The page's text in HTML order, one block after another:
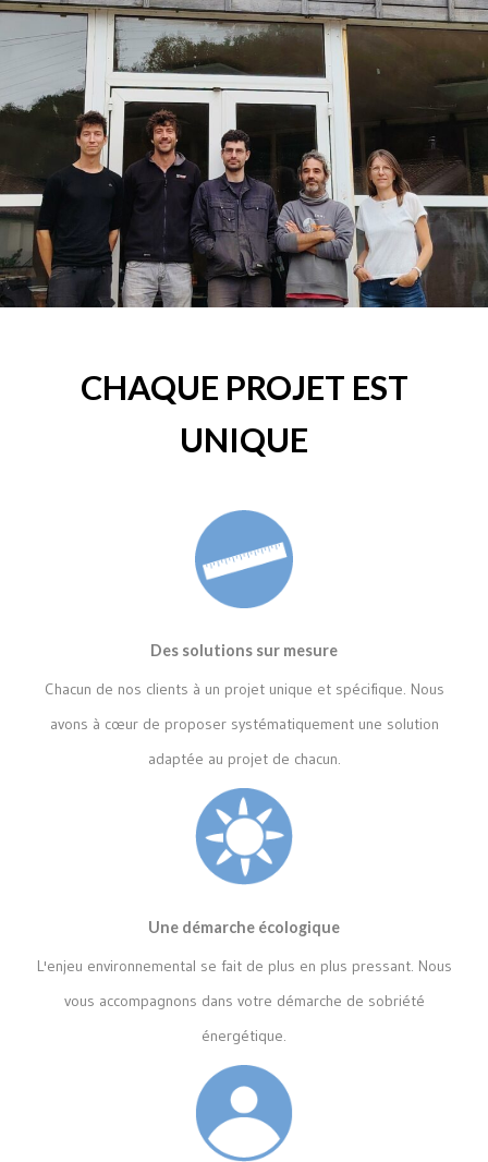
CHAQUE PROJET EST
UNIQUE
Des solutions sur mesure
Chacun de nos clients à un projet unique et spécifique. Nous
avons à cœur de proposer systématiquement une solution
adaptée au projet de chacun.
Une démarche écologique
L'enjeu environnemental se fait de plus en plus pressant. Nous
vous accompagnons dans votre démarche de sobriété
énergétique.